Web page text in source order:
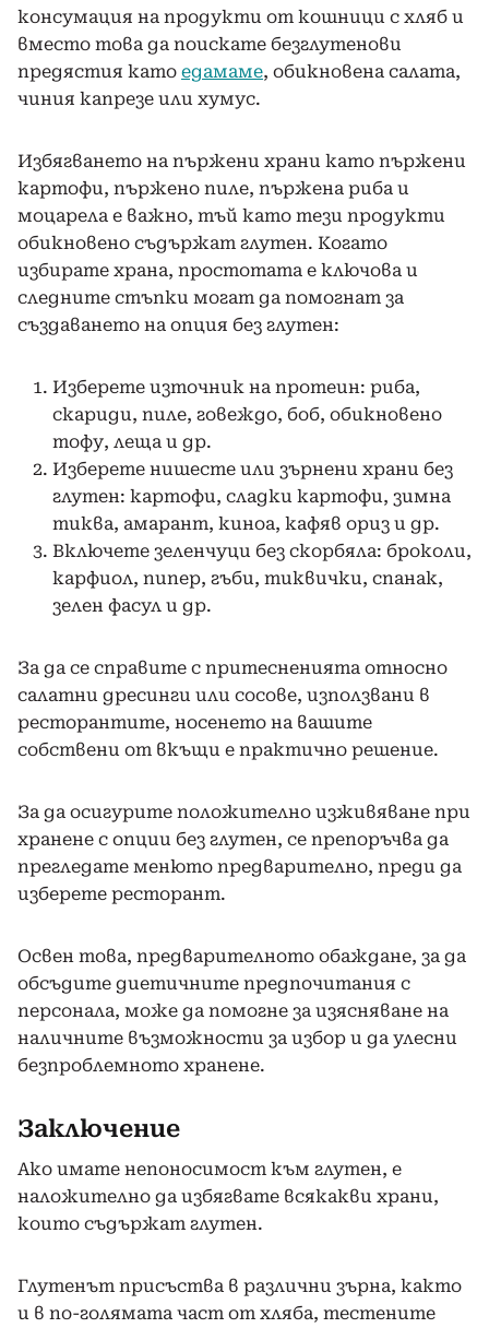
консумация на продукти от кошници с хляб и
вместо това да поискате безглутенови
предястия като едамаме, обикновена салата,
чиния капрезе или хумус.
Избягването на пържени храни като пържени
картофи, пържено пиле, пържена риба и
моцарела е важно, тъй като тези продукти
обикновено съдържат глутен. Когато
избирате храна, простотата е ключова и
следните стъпки могат да помогнат за
създаването на опция без глутен:
Изберете източник на протеин: риба,
скариди, пиле, говеждо, боб, обикновено
тофу, леща и др.
Изберете нишесте или зърнени храни без
глутен: картофи, сладки картофи, зимна
тиква, амарант, киноа, кафяв ориз и др.
Включете зеленчуци без скорбяла: броколи,
карфиол, пипер, гъби, тиквички, спанак,
зелен фасул и др.
За да се справите с притесненията относно
салатни дресинги или сосове, използвани в
ресторантите, носенето на вашите
собствени от вкъщи е практично решение.
За да осигурите положително изживяване при
хранене с опции без глутен, се препоръчва да
прегледате менюто предварително, преди да
изберете ресторант.
Освен това, предварителното обаждане, за да
обсъдите диетичните предпочитания с
персонала, може да помогне за изясняване на
наличните възможности за избор и да улесни
безпроблемното хранене.
Заключение
Ако имате непоносимост към глутен, е
наложително да избягвате всякакви храни,
които съдържат глутен.
Глутенът присъства в различни зърна, както
и в по-голямата част от хляба, тестените